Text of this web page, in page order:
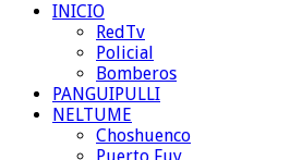
INICIO
RedTv
Policial
Bomberos
PANGUIPULLI
NELTUME
Choshuenco